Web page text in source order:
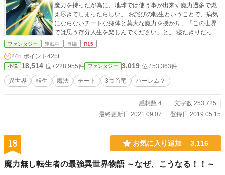
魔力を持ったが為に、地球では使う事が出来ず魔力過多で燃
え尽きてしまったらしい。 お詫びの転生ということで、病気
にならないチートな身体と莫大な魔力を授かり、「この世界
では思う存分人生を楽しんでください」と。 寝たきりだった
六朗は、ライトノベルやゲームが大好き。今、自分がその世
った「魔物使い=モンスターテイマー」をやってみよう！ 六
朗=ロックと名乗り、チートな身体と莫大な魔力で異世界を自
由に生きる！ カクヨムでも公開しました。
ファンタジー 連載中 長編 R15
24h.ポイント 42pt
小説 18,514 位 / 228,955件 ファンタジー 3,019 位 / 53,363件
異世界 転生 魔法 チート 3つ首竜 ハーレム？
感想数 4
文字数 253,725
最終更新日 2021.09.07
登録日 2019.05.15
18 お気に入り追加 3,116
魔力無し転生者の最強異世界物語 ～なぜ、こうなる！！～